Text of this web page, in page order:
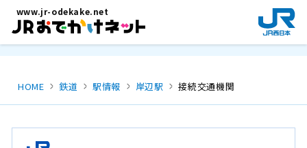
メインコンテンツにスキップ
www.jr-odekake.net
新
規
ウ
で
HOME 鉄道 駅情報 岸辺駅 接続交通機関